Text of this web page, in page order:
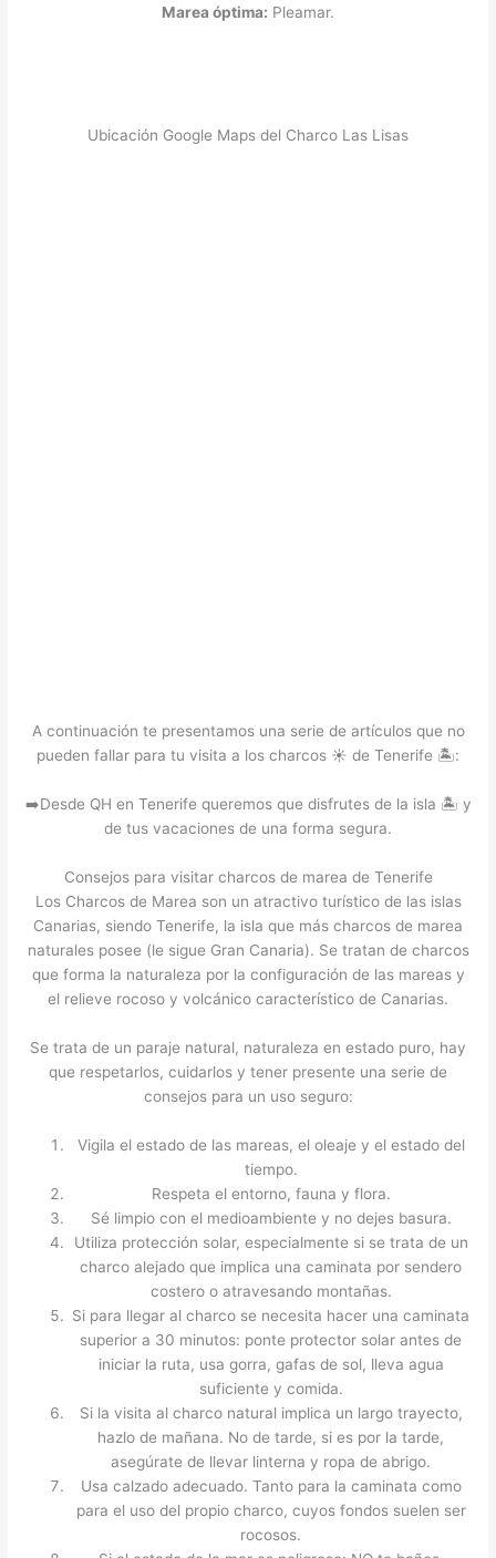
Marea óptima: Pleamar.
Ubicación Google Maps del Charco Las Lisas
A continuación te presentamos una serie de artículos que no
pueden fallar para tu visita a los charcos ☀️ de Tenerife 🏝️:
➡️Desde QH en Tenerife queremos que disfrutes de la isla 🏝️ y
de tus vacaciones de una forma segura.
Consejos para visitar charcos de marea de Tenerife
Los Charcos de Marea son un atractivo turístico de las islas
Canarias, siendo Tenerife, la isla que más charcos de marea
naturales posee (le sigue Gran Canaria). Se tratan de charcos
que forma la naturaleza por la configuración de las mareas y
el relieve rocoso y volcánico característico de Canarias.
Se trata de un paraje natural, naturaleza en estado puro, hay
que respetarlos, cuidarlos y tener presente una serie de
consejos para un uso seguro:
Vigila el estado de las mareas, el oleaje y el estado del
tiempo.
Respeta el entorno, fauna y flora.
Sé limpio con el medioambiente y no dejes basura.
Utiliza protección solar, especialmente si se trata de un
charco alejado que implica una caminata por sendero
costero o atravesando montañas.
Si para llegar al charco se necesita hacer una caminata
superior a 30 minutos: ponte protector solar antes de
iniciar la ruta, usa gorra, gafas de sol, lleva agua
suficiente y comida.
Si la visita al charco natural implica un largo trayecto,
hazlo de mañana. No de tarde, si es por la tarde,
asegúrate de llevar linterna y ropa de abrigo.
Usa calzado adecuado. Tanto para la caminata como
para el uso del propio charco, cuyos fondos suelen ser
rocosos.